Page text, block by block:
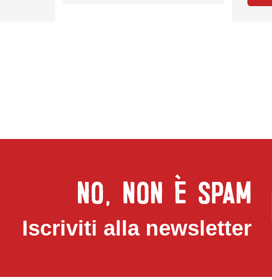
NO, NON è SPAM
Iscriviti alla newsletter